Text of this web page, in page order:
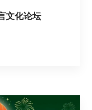
文化论坛